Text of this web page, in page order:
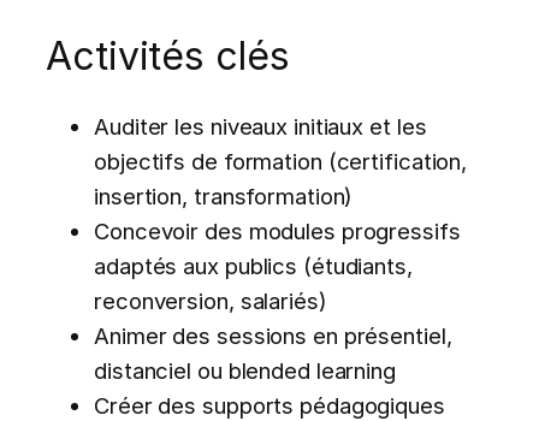
Activités clés
Auditer les niveaux initiaux et les
objectifs de formation (certification,
insertion, transformation)
Concevoir des modules progressifs
adaptés aux publics (étudiants,
reconversion, salariés)
Animer des sessions en présentiel,
distanciel ou blended learning
Créer des supports pédagogiques